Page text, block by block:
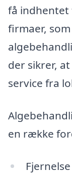
få indhentet
firmaer,
der sikrer,
service fra
en række